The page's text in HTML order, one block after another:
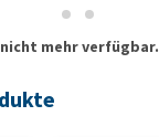
mehr verfügbar.